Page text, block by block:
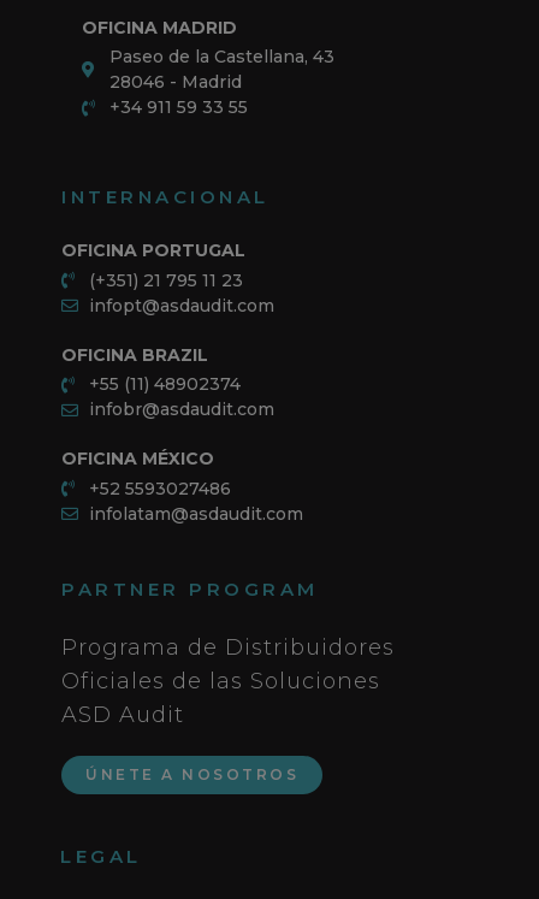
OFICINA MADRID
Paseo de la Castellana, 43
28046 - Madrid
+34 911 59 33 55
INTERNACIONAL
OFICINA PORTUGAL
(+351) 21 795 11 23
infopt@asdaudit.com
OFICINA BRAZIL
+55 (11) 48902374
infobr@asdaudit.com
OFICINA MÉXICO
+52 5593027486
infolatam@asdaudit.com
PARTNER PROGRAM
Programa de Distribuidores
Oficiales de las Soluciones
ASD Audit
ÚNETE A NOSOTROS
LEGAL